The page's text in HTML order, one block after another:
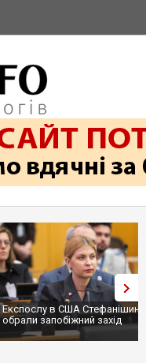
Експослу в США
обрали запобіжний захід